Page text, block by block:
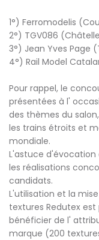
1°) Ferromodelis
2°) TGV086
3°) Jean Yves Page
4°) Rail Model
Pour rappel, le
présentées à l'
des thèmes du
les trains étroits et
mondiale.
L'astuce d'évocation
les réalisations
candidats.
L'utilisation et la
textures Redutex
bénéficier de l'
marque (200